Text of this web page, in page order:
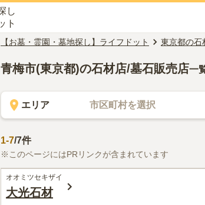
【お墓・霊園・墓地探し】ライフドット 東京都の石
青梅市(東京都)の石材店/墓石販売店一
エリア 市区町村を選択
1-7/7件
※このページにはPRリンクが含まれています
オオミツセキザイ
大光石材